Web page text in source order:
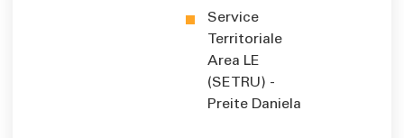
Service
Territoriale
Area LE
(SETRU) -
Preite Daniela